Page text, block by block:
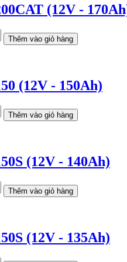
(12V -
(12V - 150Ah)
(12V - 140Ah)
(12V - 135Ah)